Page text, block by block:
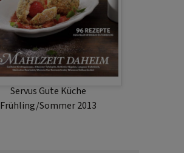
Servus Gute Küche
Frühling/Sommer 2013